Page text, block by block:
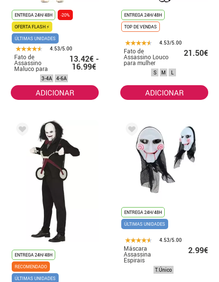
ENTREGA 24H/48H
-20%
OFERTA FLASH ⚡
ÚLTIMAS UNIDADES
4.53/5.00
Fato de
Assassino
Maluco para
13.42€ -
16.99€
3-4A 4-6A
ADICIONAR
ENTREGA 24H/48H
TOP DE VENDAS
4.53/5.00
Fato de
Assassino Louco
para mulher
21.50€
S M L
ADICIONAR
ENTREGA 24H/48H
RECOMENDADO
ÚLTIMAS UNIDADES
ENTREGA 24H/48H
ÚLTIMAS UNIDADES
4.53/5.00
Máscara
Assassina
Espirais
Vermelhas
2.99€
T.Único